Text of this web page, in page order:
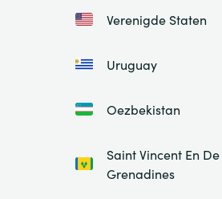
Verenigde Staten
Uruguay
Oezbekistan
Saint Vincent En De
Grenadines